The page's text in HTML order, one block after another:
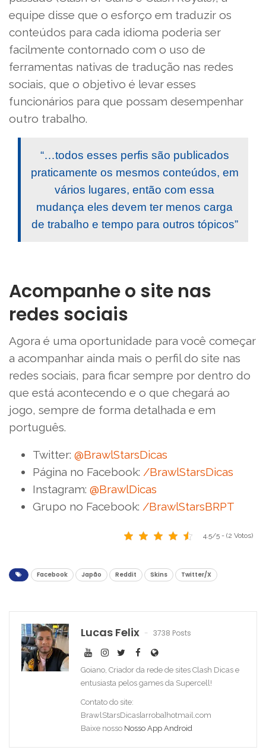
equipe disse que o esforço em traduzir os
conteúdos para cada idioma poderia ser
facilmente contornado com o uso de
ferramentas nativas de tradução nas redes
sociais, que o objetivo é levar esses
funcionários para que possam desempenhar
outro trabalho.
“…todos esses perfis são publicados
praticamente os mesmos conteúdos, em
vários lugares, então com essa
mudança eles devem ter menos carga
de trabalho e tempo para outros tópicos”
Acompanhe o site nas
redes sociais
Agora é uma oportunidade para você começar
a acompanhar ainda mais o perfil do site nas
redes sociais, para ficar sempre por dentro do
que está acontecendo e o que chegará ao
jogo, sempre de forma detalhada e em
português.
Twitter: @BrawlStarsDicas
Página no Facebook: /BrawlStarsDicas
Instagram: @BrawlDicas
Grupo no Facebook: /BrawlStarsBRPT
4.5/5 - (2 Votos)
Facebook Japão Reddit Skins Twitter/X
Lucas Felix 3738 Posts
Goiano, Criador da rede de sites Clash Dicas e
entusiasta pelos games da Supercell!
Contato do site:
BrawlStarsDicas[arroba]hotmail.com
Baixe nosso Nosso App Android